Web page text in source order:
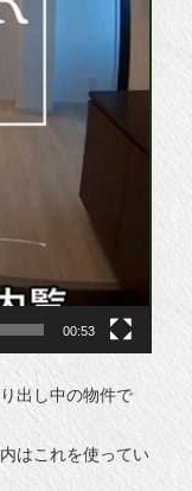
00:53
出し中の物件で
はこれを使ってい